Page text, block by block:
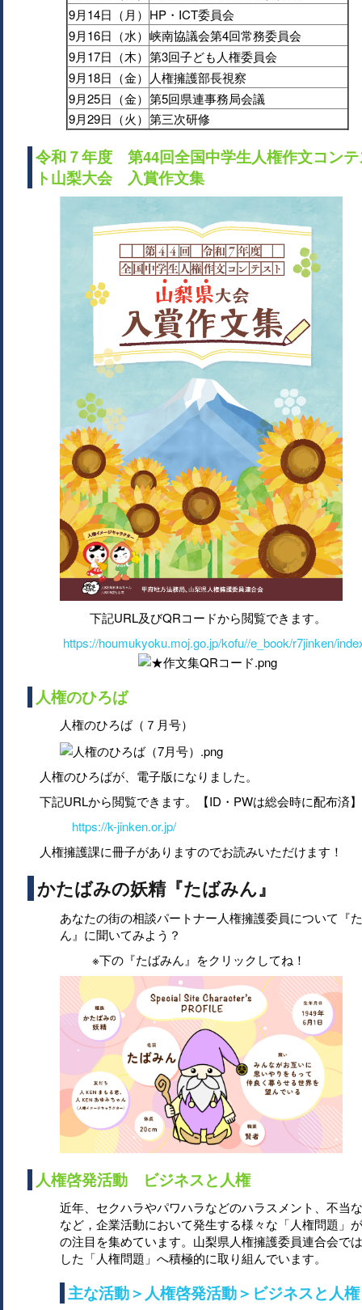
9月14日（月） HP・ICT委員会
9月16日（水） 峡南協議会第4回常務委員会
9月17日（木） 第3回子ども人権委員会
9月18日（金）
人権擁護部長視察
9月25日（金） 第5回県連事務局会議
9月29日（火） 第三次研修
令和７年度 第44回全国中学生人権作文コン
ト山梨大会 入賞作文集
下記URL及びQRコードから閲覧できます。
https://houmukyoku.moj.go.jp/kofu//e_book/r7jinken/
人権のひろば
人権のひろば（７月号）
人権のひろばが、電子版になりました。
下記URLから閲覧できます。【ID・PWは総会時に配布済】
https://k-jinken.or.jp/
人権擁護課に冊子がありますのでお読みいただけます！
かたばみの妖精『たばみん』
あなたの街の相談パートナー人権擁護委員について『
ん』に聞いてみよう？
※下の『たばみん』をクリックしてね！
人権啓発活動 ビジネスと人権
近年、セクハラやパワハラなどのハラスメント、不当
など，企業活動において発生する様々な「人権問題」
の注目を集めています。山梨県人権擁護委員連合会で
した「人権問題」へ積極的に取り組んでいます。
主な活動＞人権啓発活動＞ビジネスと人権